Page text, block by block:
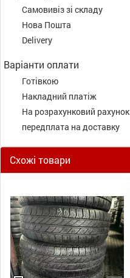
Самовивіз зі складу
Нова Пошта
Delivery
Варіанти оплати
Готівкою
Накладний платіж
На розрахунковий рахунок
передплата на доставку
Схожі товари